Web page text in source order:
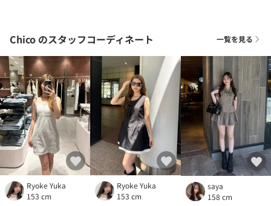
Chico のスタッフコーディネート 一覧を見る
Ryoke Yuka
153 cm
Ryoke Yuka
153 cm
saya
158 cm